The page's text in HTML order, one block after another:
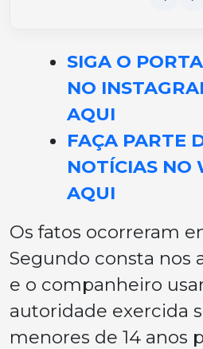
SIGA O
NO
AQUI
FAÇA PARTE
NOTÍCIAS NO
AQUI
Os fatos ocorreram
Segundo consta nos
e o companheiro
autoridade exercida
menores de 14 anos